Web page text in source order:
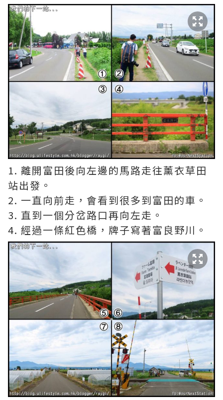
1. 離開富田後向左邊的馬路走往薰衣草田
站出發。
2. 一直向前走，會看到很多到富田的車。
3. 直到一個分岔路口再向左走。
4. 經過一條紅色橋，牌子寫著富良野川。